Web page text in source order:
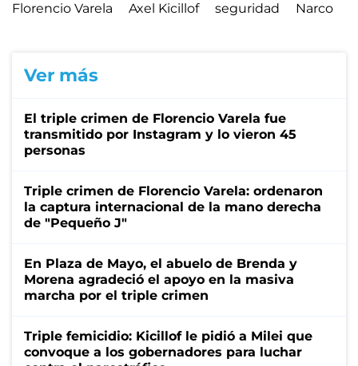
Florencio Varela
Axel Kicillof seguridad Narco
Ver más
El triple crimen de Florencio Varela fue
transmitido por Instagram y lo vieron 45
personas
Triple crimen de Florencio Varela: ordenaron
la captura internacional de la mano derecha
de "Pequeño J"
En Plaza de Mayo, el abuelo de Brenda y
Morena agradeció el apoyo en la masiva
marcha por el triple crimen
Triple femicidio: Kicillof le pidió a Milei que
convoque a los gobernadores para luchar